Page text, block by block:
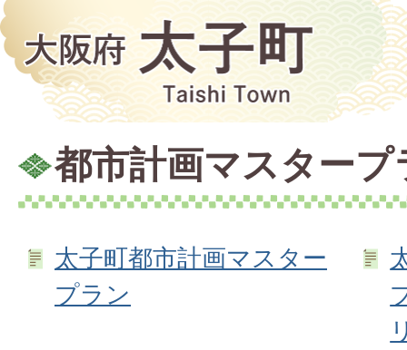
都市計画マスタープ
太子町都市計画マスター
プラン